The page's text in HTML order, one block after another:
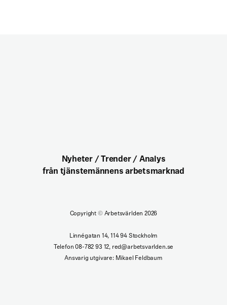
Nyheter / Trender / Analys
från tjänstemännens arbetsmarknad
Copyright ©Arbetsvärlden 2026
Linnégatan 14, 114 94 Stockholm
Telefon 08-782 93 12, red@arbetsvarlden.se
Ansvarig utgivare: Mikael Feldbaum